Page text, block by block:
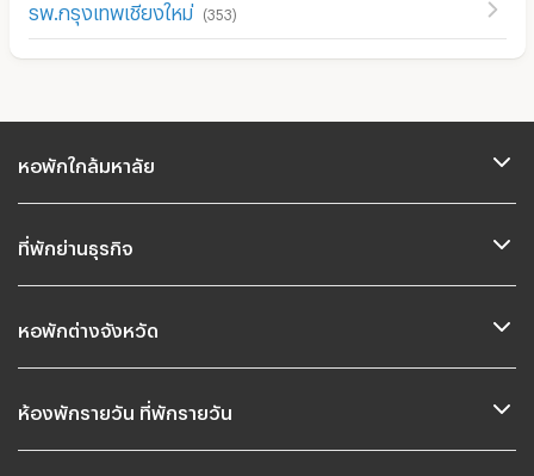
รพ.กรุงเทพเชียงใหม่ (353)
หอพักใกล้มหาลัย
ที่พักย่านธุรกิจ
หอพักต่างจังหวัด
ห้องพักรายวัน ที่พักรายวัน